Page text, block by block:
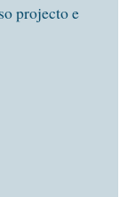
projecto e